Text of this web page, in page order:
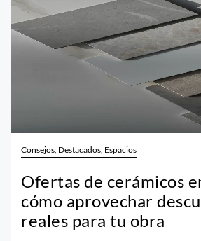
Consejos, Destacados, Espacios
Ofertas de cerámicos
cómo aprovechar
reales para tu obra